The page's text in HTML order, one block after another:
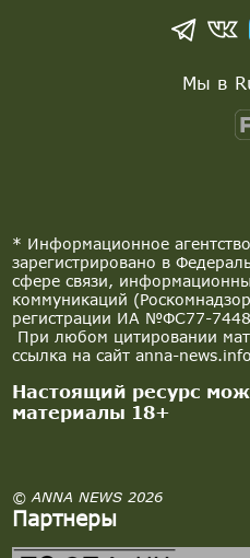
* Информационное
зарегистрировано в
сфере связи,
коммуникаций
регистрации ИА №ФС77-
При любом цитировании
ссылка на сайт anna-
Настоящий ресурс
материалы 18+
© ANNA NEWS 2026
Партнеры
Мы в